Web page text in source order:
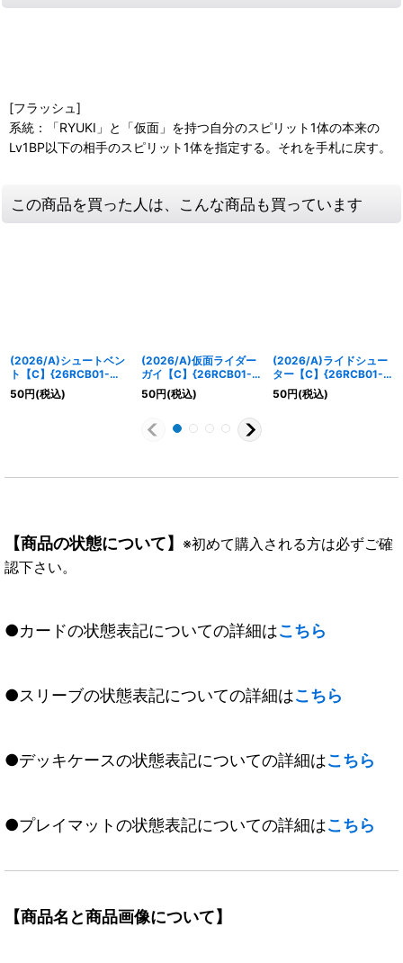
[フラッシュ]
系統：「RYUKI」と「仮面」を持つ自分のスピリット1体の本来の
Lv1BP以下の相手のスピリット1体を指定する。それを手札に戻す。
この商品を買った人は、こんな商品も買っています
(2026/A)シュートベン
ト【C】{26RCB01-
067}《白》
50円(税込)
(2026/A)仮面ライダー
ガイ【C】{26RCB01-
029}《白》
50円(税込)
(2026/A)ライドシュー
ター【C】{26RCB01-
058}《白》
50円(税込)
【商品の状態について】 ※初めて購入される方は必ずご確
認下さい。
●カードの状態表記についての詳細はこちら
●スリーブの状態表記についての詳細はこちら
●デッキケースの状態表記についての詳細はこちら
●プレイマットの状態表記についての詳細はこちら
【商品名と商品画像について】